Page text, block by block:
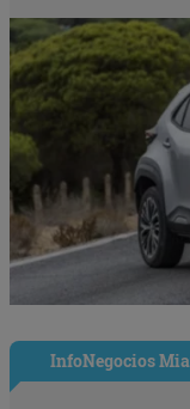
InfoNegocios